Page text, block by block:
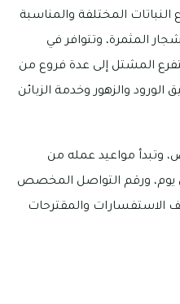
المختلفة والمناسبة
المثمرة، وتتوافر في
المشتل إلى عدة فروع من
والزهور وخدمة الزبائن
وتبدأ مواعيد عمله من
إلى 8 مساءً كل يوم، ورقم التواصل المخصص
والمقترحات